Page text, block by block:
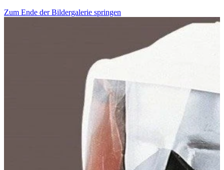
Zum Ende der Bildergalerie springen